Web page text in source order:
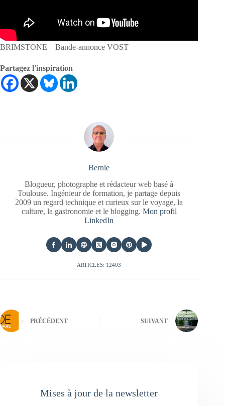
BRIMSTONE – Bande-annonce VOST
Partagez l'inspiration
Bernie
Blogueur, photographe et rédacteur web basé à
Toulouse. Ingénieur de formation, je partage depuis
2009 un regard technique et curieux sur le voyage, la
culture, la gastronomie et le blogging. Mon profil
LinkedIn
ARTICLES: 12403
PRÉCÉDENT SUIVANT
Mises à jour de la newsletter